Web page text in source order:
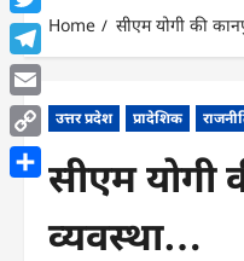
Home सीएम योगी की
उत्तर प्रदेश प्रादेशिक
सीएम
व्यवस्था…
Twitter
Telegram
Email
Copy
Link
Share